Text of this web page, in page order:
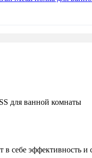
для ванной комнаты
в себе